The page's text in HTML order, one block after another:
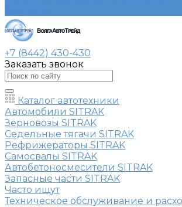
+7 (8442) 430-430
Заказать звонок
Каталог автотехники
Автомобили SITRAK
Зерновозы SITRAK
Седельные тягачи SITRAK
Рефрижераторы SITRAK
Самосвалы SITRAK
Автобетоносмесители SITRAK
Запасные части SITRAK
Часто ищут
Техническое обслуживание и